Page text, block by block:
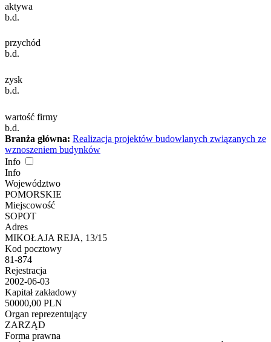
aktywa
b.d.
przychód
b.d.
zysk
b.d.
wartość firmy
b.d.
Branża główna: Realizacja projektów budowlanych związanych ze
wznoszeniem budynków
Info
Info
Województwo
POMORSKIE
Miejscowość
SOPOT
Adres
MIKOŁAJA REJA, 13/15
Kod pocztowy
81-874
Rejestracja
2002-06-03
Kapitał zakładowy
50000,00 PLN
Organ reprezentujący
ZARZĄD
Forma prawna